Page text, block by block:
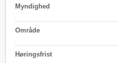
Myndighed
Område
Høringsfrist